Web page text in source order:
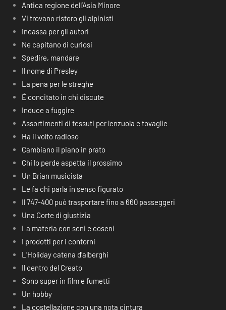
Antica regione dell’Asia Minore
Vi trovano ristoro gli alpinisti
Incassa per gli autori
Ne capitano di curiosi
Spedire, mandare
Il nome di Presley
La pena per le streghe
É concitato in chi discute
Induce a fuggire
Assortimenti di tessuti per lenzuola e tovaglie
Ha il volto radioso
Cambiano il piano in prato
Chi lo perde aspetta il prossimo
Un Brian musicista
Le fa chi parla in senso figurato
Il 747-400 può trasportare fino a 660 passeggeri
Una Corte di giustizia
La materia con seni e coseni
I prodotti per i contorni
L’Holiday catena d’alberghi
Il centro del Creato
Sono super in film e fumetti
Un hobby
La costellazione con una nota cintura